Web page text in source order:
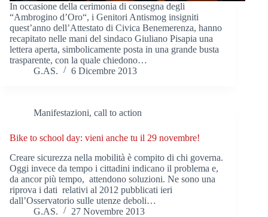
In occasione della cerimonia di consegna degli
“Ambrogino d’Oro“, i Genitori Antismog insigniti
quest’anno dell’Attestato di Civica Benemerenza, hanno
recapitato nelle mani del sindaco Giuliano Pisapia una
lettera aperta, simbolicamente posta in una grande busta
trasparente, con la quale chiedono…
G.AS.
6 Dicembre 2013
Manifestazioni, call to action
Bike to school day: vieni anche tu il 29 novembre!
Creare sicurezza nella mobilità è compito di chi governa.
Oggi invece da tempo i cittadini indicano il problema e,
da ancor più tempo, attendono soluzioni. Ne sono una
riprova i dati relativi al 2012 pubblicati ieri
dall’Osservatorio sulle utenze deboli…
G.AS.
27 Novembre 2013